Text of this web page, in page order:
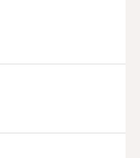
relevé bancaire
entreprise